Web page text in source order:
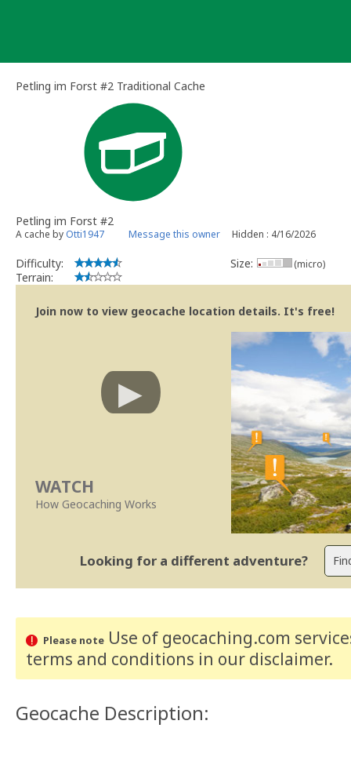
Petling im Forst #2 Traditional Cache
Petling im Forst #2
A cache by Otti1947 Message this owner Hidden : 4/16/2026
Difficulty:
Terrain:
Size: (micro)
Join now to view geocache location details. It's free!
WATCH
How Geocaching Works
Looking for a different adventure?
Please noteUse of geocaching.com
terms and conditions in our disclaimer.
Geocache Description: